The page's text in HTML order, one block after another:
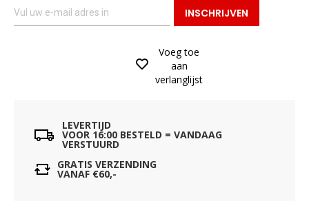
INSCHRIJVEN
Voeg toe
aan
verlanglijst
LEVERTIJD
VOOR 16:00 BESTELD = VANDAAG
VERSTUURD
GRATIS VERZENDING
VANAF €60,-